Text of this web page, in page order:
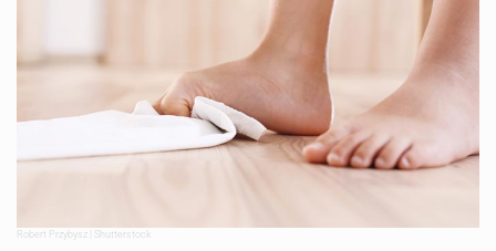
Robert Przybysz | Shutterstock